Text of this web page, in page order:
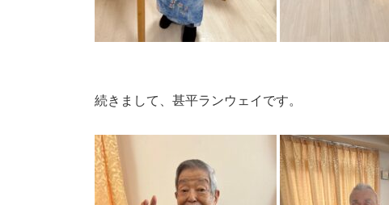
続きまして、甚平ランウェイです。